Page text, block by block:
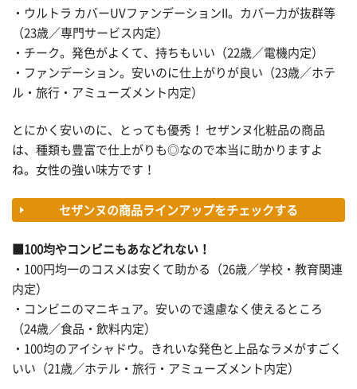
・ウルトラ カバーUVファンデーションII。カバー力が抜群等
（23歳／専門サービス内定）
・チーク。発色がよくて、持ちもいい（22歳／電機内定）
・ファンデーション。安いのに仕上がりが良い（23歳／ホテ
ル・旅行・アミューズメント内定）
とにかく安いのに、とっても優秀！ セザンヌ化粧品の商品
は、種類も豊富で仕上がりも◎なので本当に助かりますよ
ね。女性の強い味方です！
セザンヌの商品ラインアップをチェックする
■100均やコンビニもあなどれない！
・100円均一のコスメは安くて助かる（26歳／学校・教育関連
内定）
・コンビニのマニキュア。安いので遠慮なく使えるところ
（24歳／食品・飲料内定）
・100均のアイシャドウ。きれいな発色と上品なラメがすごく
いい（21歳／ホテル・旅行・アミューズメント内定）